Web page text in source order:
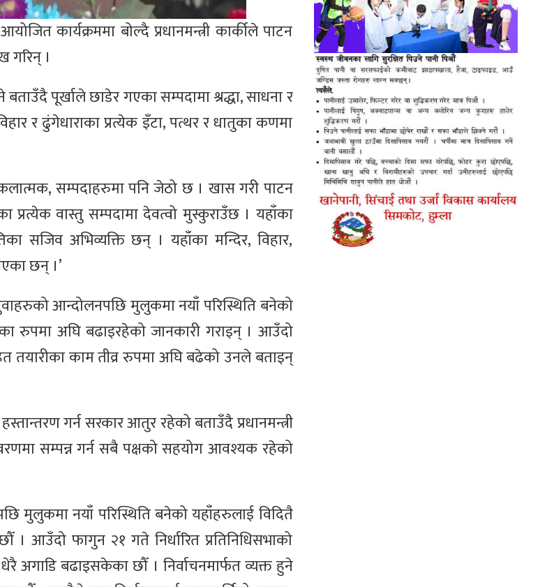
कार्यक्रममा बोल्दै प्रधानमन्त्री कार्कीले पाटन
गरिन् ।
पूर्खाले छाडेर गएका सम्पदामा श्रद्धा, साधना र
र ढुंगेधाराका प्रत्येक इँटा, पत्थर र धातुका कणमा
सम्पदाहरुमा पनि जेठो छ । खास गरी पाटन
प्रत्येक वास्तु सम्पदामा देवत्वो मुस्कुराउँछ । यहाँका
सजिव अभिव्यक्ति छन् । यहाँका मन्दिर, विहार,
छन् ।’
आन्दोलनपछि मुलुकमा नयाँ परिस्थिति बनेको
रुपमा अघि बढाइरहेको जानकारी गराइन् । आउँदो
तयारीका काम तीव्र रुपमा अघि बढेको उनले बताइन्
गर्न सरकार आतुर रहेको बताउँदै प्रधानमन्त्री
सम्पन्न गर्न सबै पक्षको सहयोग आवश्यक रहेको
मुलुकमा नयाँ परिस्थिति बनेको यहाँहरुलाई विदितै
आउँदो फागुन २१ गते निर्धारित प्रतिनिधिसभाको
धेरै अगाडि बढाइसकेका छौँ । निर्वाचनमार्फत व्यक्त हुने